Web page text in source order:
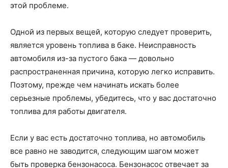
этой проблеме.
Одной из первых вещей, которую следует проверить,
является уровень топлива в баке. Неисправность
автомобиля из-за пустого бака — довольно
распространенная причина, которую легко исправить.
Поэтому, прежде чем начинать искать более
серьезные проблемы, убедитесь, что у вас достаточно
топлива для работы двигателя.
Если у вас есть достаточно топлива, но автомобиль
все равно не заводится, следующим шагом может
быть проверка бензонасоса. Бензонасос отвечает за